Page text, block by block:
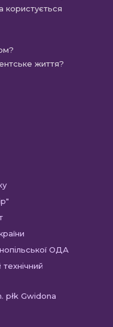
користується
життя?
Відкриється
в
вкладці
новій
вкладці
Відкриється
в
новій
вкладці
в
новій
ОДА
płk Gwidona